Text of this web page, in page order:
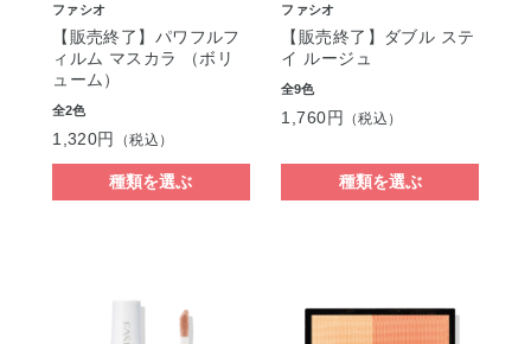
ファシオ
【販売終了】パワフルフ
ィルム マスカラ （ボリ
ューム）
全2色
1,320円 （税込）
種類を選ぶ
ファシオ
【販売終了】ダブル ステ
イ ルージュ
全9色
1,760円 （税込）
種類を選ぶ